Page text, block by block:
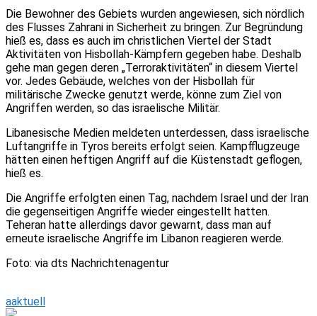
Die Bewohner des Gebiets wurden angewiesen, sich nördlich
des Flusses Zahrani in Sicherheit zu bringen. Zur Begründung
hieß es, dass es auch im christlichen Viertel der Stadt
Aktivitäten von Hisbollah-Kämpfern gegeben habe. Deshalb
gehe man gegen deren „Terroraktivitäten“ in diesem Viertel
vor. Jedes Gebäude, welches von der Hisbollah für
militärische Zwecke genutzt werde, könne zum Ziel von
Angriffen werden, so das israelische Militär.
Libanesische Medien meldeten unterdessen, dass israelische
Luftangriffe in Tyros bereits erfolgt seien. Kampfflugzeuge
hätten einen heftigen Angriff auf die Küstenstadt geflogen,
hieß es.
Die Angriffe erfolgten einen Tag, nachdem Israel und der Iran
die gegenseitigen Angriffe wieder eingestellt hatten.
Teheran hatte allerdings davor gewarnt, dass man auf
erneute israelische Angriffe im Libanon reagieren werde.
Foto: via dts Nachrichtenagentur
aaktuell